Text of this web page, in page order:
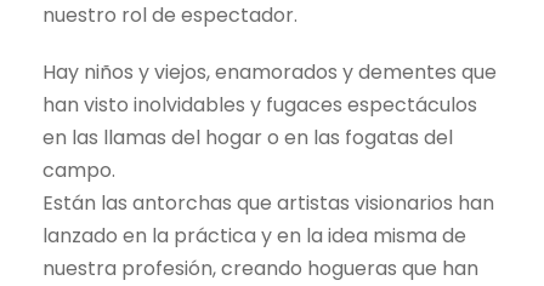
nuestro rol de espectador.
Hay niños y viejos, enamorados y dementes que
han visto inolvidables y fugaces espectáculos
en las llamas del hogar o en las fogatas del
campo.
Están las antorchas que artistas visionarios han
lanzado en la práctica y en la idea misma de
nuestra profesión, creando hogueras que han